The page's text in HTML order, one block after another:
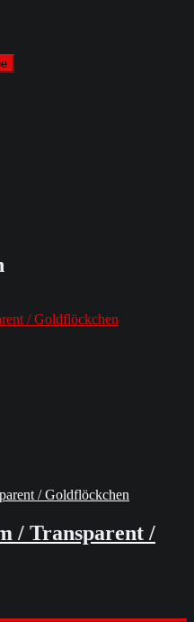
/ Goldflöckchen
/ Transparent /